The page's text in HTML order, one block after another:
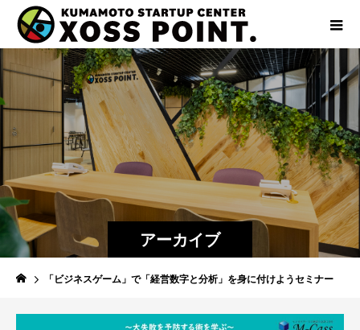
アーカイブ
「ビジネスゲーム」で「経営数字と分析」を身に付けようセミナー​